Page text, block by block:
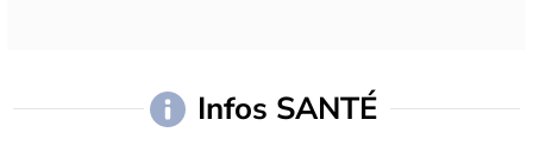
Infos SANTÉ